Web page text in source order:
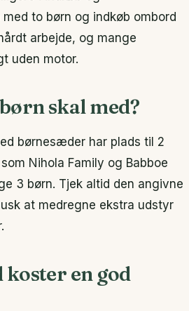
to børn og indkøb ombord
arbejde, og mange
uden motor.
skal med?
børnesæder har plads til 2
Nihola Family og Babboe
3 børn. Tjek altid den angivne
at medregne ekstra udstyr
koster en god